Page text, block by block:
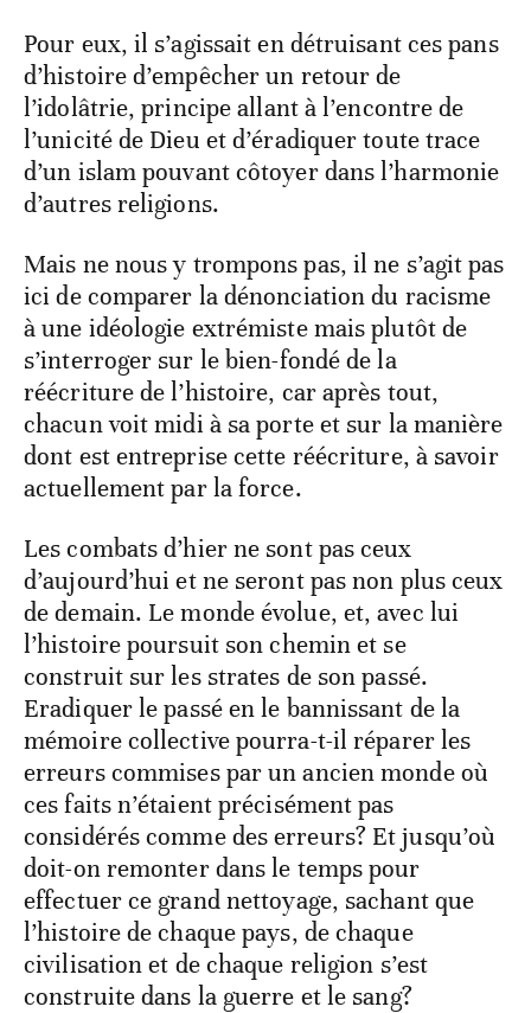
Pour eux, il s’agissait en détruisant ces pans
d’histoire d’empêcher un retour de
l’idolâtrie, principe allant à l’encontre de
l’unicité de Dieu et d’éradiquer toute trace
d’un islam pouvant côtoyer dans l’harmonie
d’autres religions.
Mais ne nous y trompons pas, il ne s’agit pas
ici de comparer la dénonciation du racisme
à une idéologie extrémiste mais plutôt de
s’interroger sur le bien-fondé de la
réécriture de l’histoire, car après tout,
chacun voit midi à sa porte et sur la manière
dont est entreprise cette réécriture, à savoir
actuellement par la force.
Les combats d’hier ne sont pas ceux
d’aujourd’hui et ne seront pas non plus ceux
de demain. Le monde évolue, et, avec lui
l’histoire poursuit son chemin et se
construit sur les strates de son passé.
Eradiquer le passé en le bannissant de la
mémoire collective pourra-t-il réparer les
erreurs commises par un ancien monde où
ces faits n’étaient précisément pas
considérés comme des erreurs? Et jusqu’où
doit-on remonter dans le temps pour
effectuer ce grand nettoyage, sachant que
l’histoire de chaque pays, de chaque
civilisation et de chaque religion s’est
construite dans la guerre et le sang?